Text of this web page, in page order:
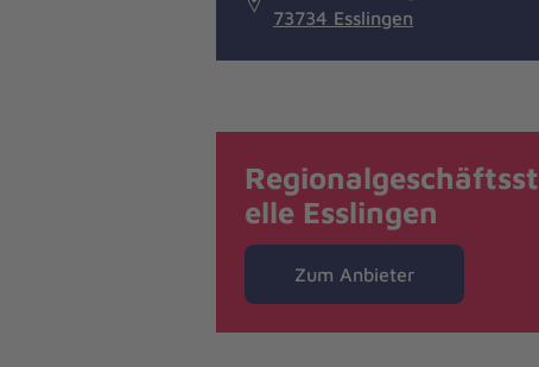
73734 Esslingen
Regionalgeschäftsst
elle Esslingen
Zum Anbieter